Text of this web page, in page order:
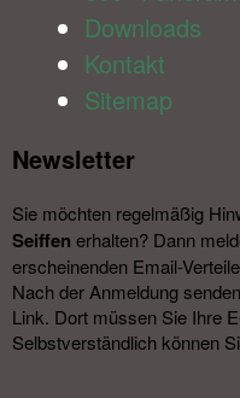
Downloads
Kontakt
Sitemap
Newsletter​
Sie möchten regelmäßig
Seiffen erhalten? Dann
erscheinenden Email-
Nach der Anmeldung
Link. Dort müssen Sie Ihre
Selbstverständlich können